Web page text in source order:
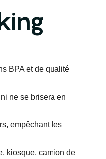
BPA et de qualité
ne se brisera en
empêchant les
kiosque, camion de